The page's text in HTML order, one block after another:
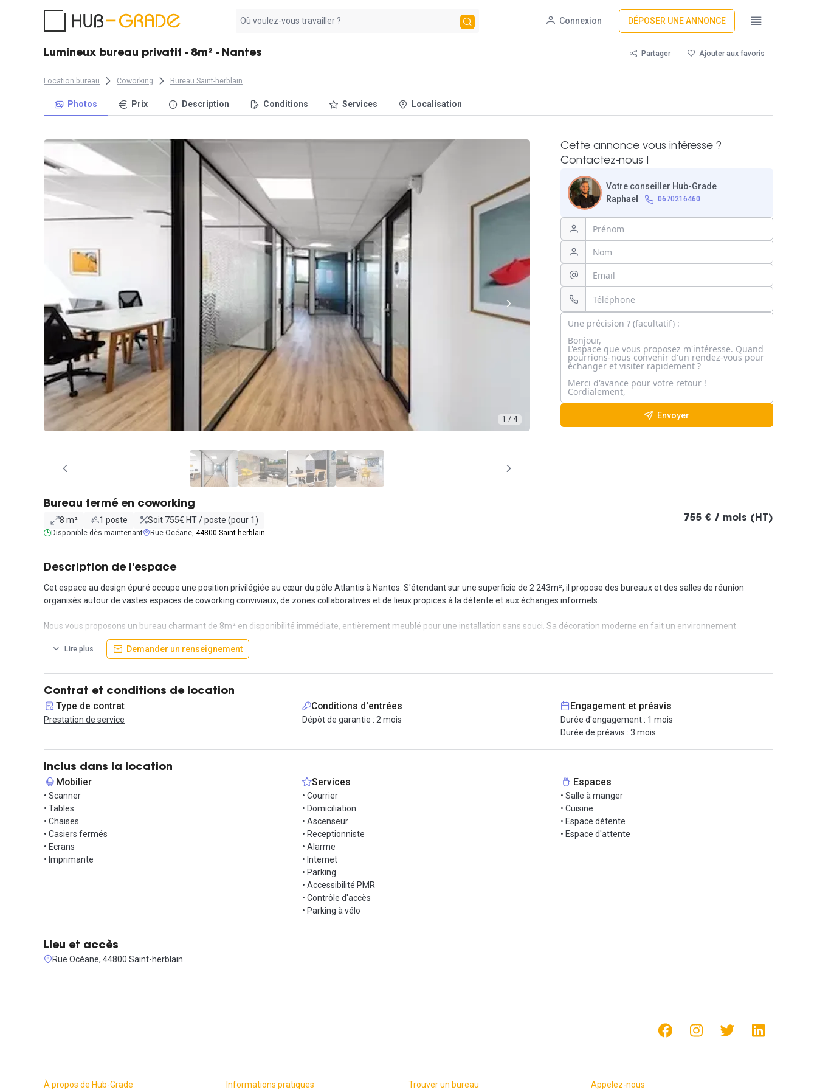
résultat
Connexion DÉPOSER UNE ANNONCE
Lumineux bureau privatif - 8m² - Nantes Partager Ajouter aux favoris
Location bureau Coworking Bureau Saint-herblain
Photos Prix Description Conditions Services Localisation
1 / 4
Cette annonce vous intéresse ?
Contactez-nous !
Votre conseiller Hub-Grade
Raphael
0670216460
Envoyer
Bureau fermé en coworking
8 m² 1 poste Soit 755€ HT / poste (pour 1)
Disponible dès maintenant Rue Océane, 44800 Saint-herblain
755 € / mois (HT)
Description de l'espace
Cet espace au design épuré occupe une position privilégiée au cœur du pôle Atlantis à Nantes. S'étendant sur une superficie de 2 243m², il propose des bureaux et des salles de réunion
organisés autour de vastes espaces de coworking conviviaux, de zones collaboratives et de lieux propices à la détente et aux échanges informels.
Nous vous proposons un bureau charmant de 8m² en disponibilité immédiate, entièrement meublé pour une installation sans souci. Sa décoration moderne en fait un environnement
accueillant. En plus de votre espace privé, vous bénéficierez des espaces communs de l'immeuble, tels qu'une cuisine, une salle à manger et un espace lounge. De nombreux services sont
aussi inclus dans votre loyer, comme la gestion du courrier, la domiciliation et l'accueil de vos visiteurs par une réceptionniste.
Situé à une distance de marche de 10 minutes de la ligne 1 du Tram et desservi par les lignes de bus 50, 93 et 350, cet emplacement est facile à rallié par les transports en commun. De plus,
l'accès depuis la N444 est facilement réalisable.
À proximité immédiate des galeries commerciales, d'un cinéma et d'une variété de restaurants, l'emplacement est idéal !
Lire plus Demander un renseignement
Contrat et conditions de location
Type de contrat
Prestation de service
Conditions d'entrées
Dépôt de garantie : 2 mois
Engagement et préavis
Durée d'engagement : 1 mois
Durée de préavis : 3 mois
Inclus dans la location
Mobilier
• Scanner
• Tables
• Chaises
• Casiers fermés
• Ecrans
• Imprimante
Services
• Courrier
• Domiciliation
• Ascenseur
• Receptionniste
• Alarme
• Internet
• Parking
• Accessibilité PMR
• Contrôle d'accès
• Parking à vélo
Espaces
• Salle à manger
• Cuisine
• Espace détente
• Espace d'attente
Lieu et accès
Rue Océane, 44800 Saint-herblain
À propos de Hub-Grade Informations pratiques Trouver un bureau Appelez-nous